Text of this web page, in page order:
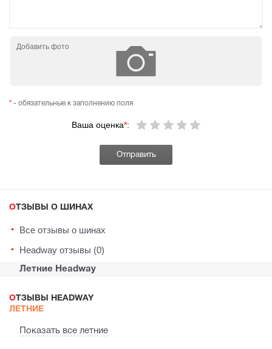
Добавить фото
Ваша оценка*:
* - обязательные к заполнению поля
ОТЗЫВЫ О ШИНАХ
Все отзывы о шинах
Headway отзывы (0)
Летние Headway
ОТЗЫВЫ HEADWAY
ЛЕТНИЕ
Показать все летние